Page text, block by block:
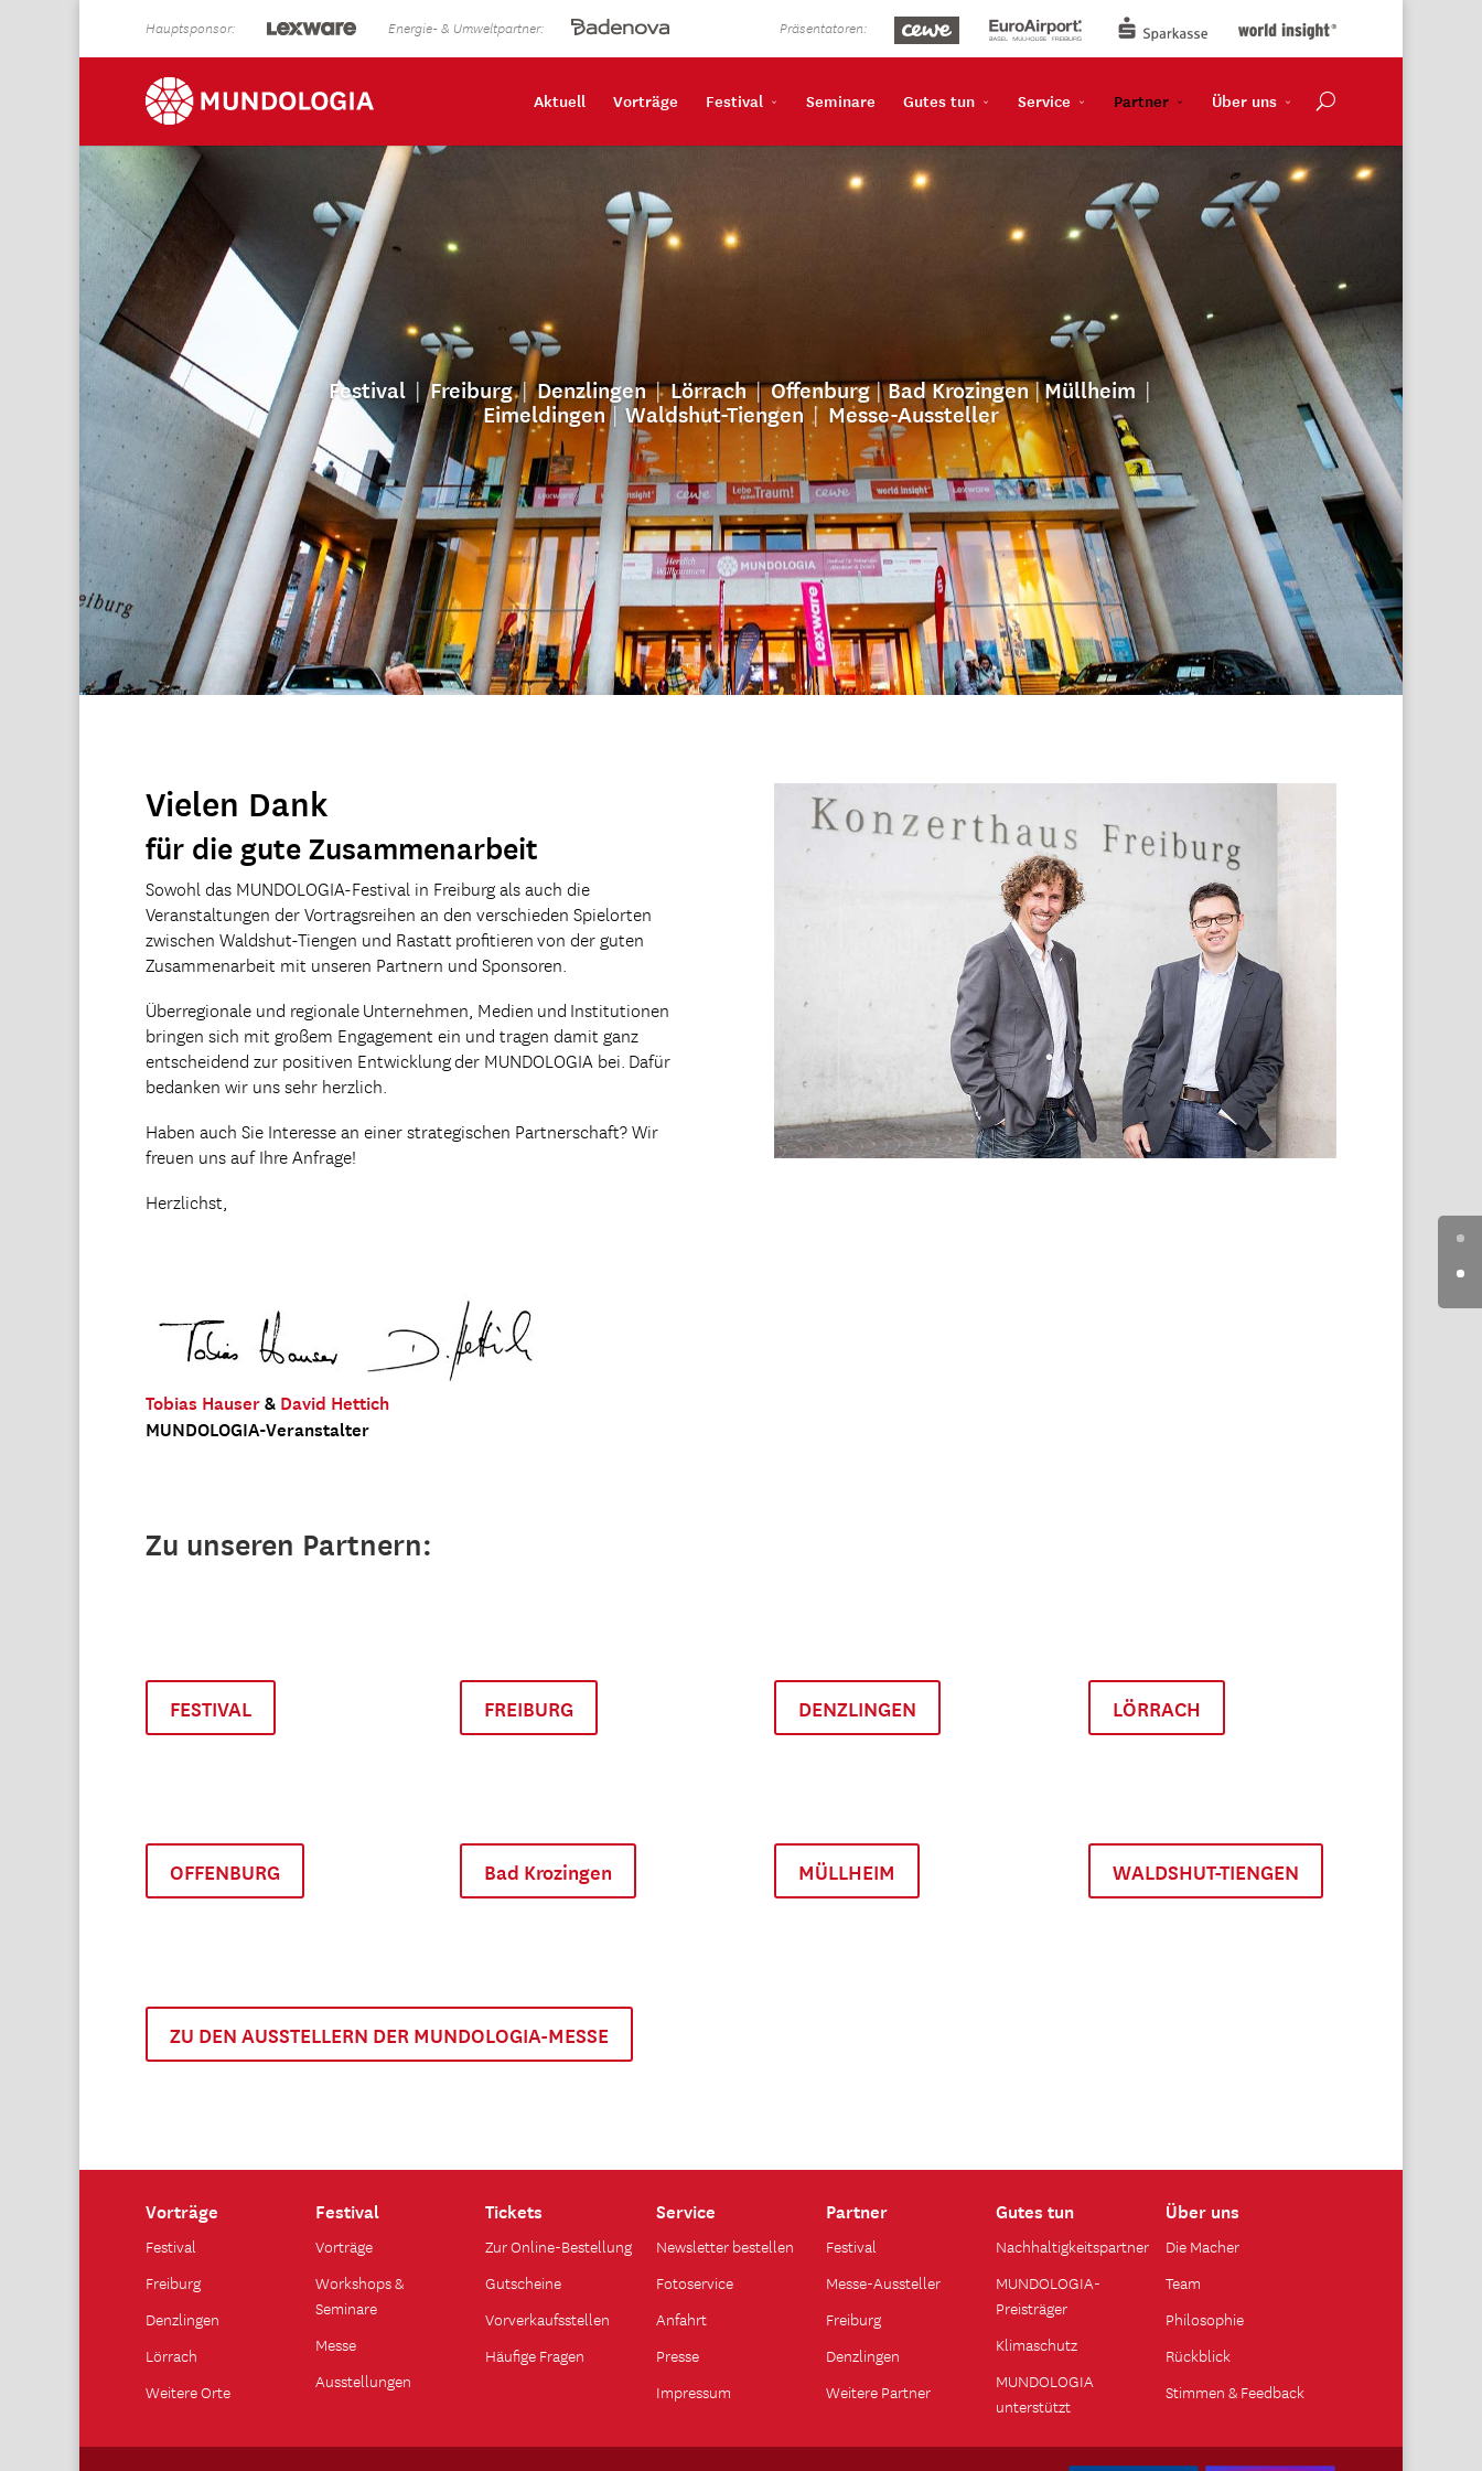
Hauptsponsor: Energie- & Umweltpartner: Präsentatoren:
Aktuell Vorträge Festival Seminare Gutes tun Service Partner Über uns
Festival|Freiburg|Denzlingen|Lörrach|Offenburg|Bad Krozingen|Müllheim |
Eimeldingen| Waldshut-Tiengen| Messe-Aussteller
Vielen Dank
für die gute Zusammenarbeit
Sowohl das MUNDOLOGIA-Festival in Freiburg als auch die
Veranstaltungen der Vortragsreihen an den verschieden Spielorten
zwischen Waldshut-Tiengen und Rastatt profitieren von der guten
Zusammenarbeit mit unseren Partnern und Sponsoren.
Überregionale und regionale Unternehmen, Medien und Institutionen
bringen sich mit großem Engagement ein und tragen damit ganz
entscheidend zur positiven Entwicklung der MUNDOLOGIA bei. Dafür
bedanken wir uns sehr herzlich.
Haben auch Sie Interesse an einer strategischen Partnerschaft? Wir
freuen uns auf Ihre Anfrage!
Herzlichst,
Tobias Hauser&David Hettich
MUNDOLOGIA-Veranstalter
Zu unseren Partnern:
FESTIVAL FREIBURG DENZLINGEN LÖRRACH
OFFENBURG Bad Krozingen MÜLLHEIM WALDSHUT-TIENGEN
ZU DEN AUSSTELLERN DER MUNDOLOGIA-MESSE
Vorträge
Festival
Freiburg
Denzlingen
Lörrach
Weitere Orte
Festival
Vorträge
Workshops &
Seminare
Messe
Ausstellungen
Tickets
Zur Online-Bestellung
Gutscheine
Vorverkaufsstellen
Häufige Fragen
Service
Newsletter bestellen
Fotoservice
Anfahrt
Presse
Impressum
Partner
Festival
Messe-Aussteller
Freiburg
Denzlingen
Weitere Partner
Gutes tun
Nachhaltigkeitspartner
MUNDOLOGIA-
Preisträger
Klimaschutz
MUNDOLOGIA
unterstützt
Über uns
Die Macher
Team
Philosophie
Rückblick
Stimmen & Feedback